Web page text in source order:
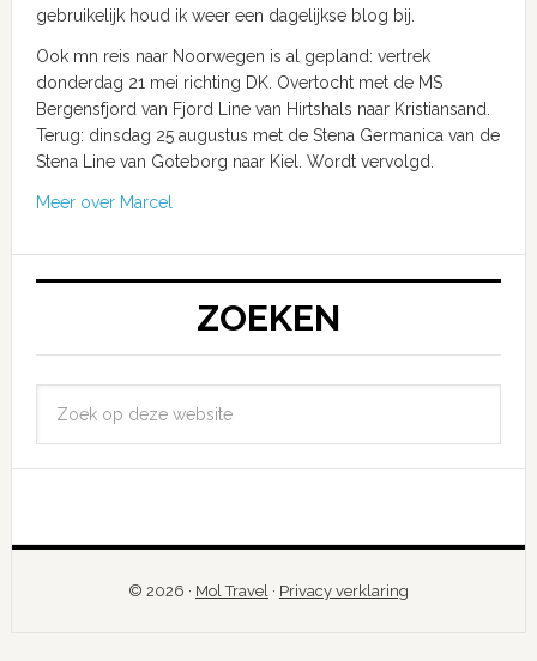
gebruikelijk houd ik weer een dagelijkse blog bij.
Ook mn reis naar Noorwegen is al gepland: vertrek
donderdag 21 mei richting DK. Overtocht met de MS
Bergensfjord van Fjord Line van Hirtshals naar Kristiansand.
Terug: dinsdag 25 augustus met de Stena Germanica van de
Stena Line van Goteborg naar Kiel. Wordt vervolgd.
Meer over Marcel
ZOEKEN
© 2026 · Mol Travel · Privacy verklaring